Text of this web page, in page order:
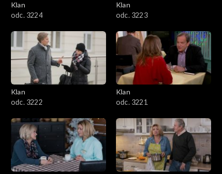
Klan
odc. 3224
Klan
odc. 3223
Klan
odc. 3222
Klan
odc. 3221